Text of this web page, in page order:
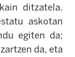
ditzatela.
askotan
egiten da;
da, eta